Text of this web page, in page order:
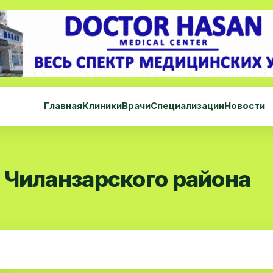
ГлавнаяКлиникиВрачиСпециализацииНовости
района